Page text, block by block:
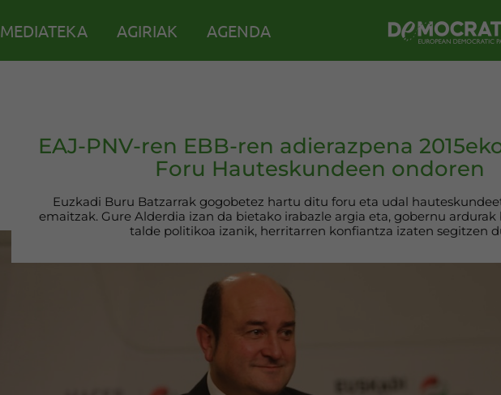
MEDIATEKA AGIRIAK AGENDA
EAJ-PNV-ren EBB-ren adierazpena
Foru Hauteskundeen ondoren
Euzkadi Buru Batzarrak gogobetez hartu ditu foru eta udal
emaitzak. Gure Alderdia izan da bietako irabazle argia eta, gobernu
talde politikoa izanik, herritarren konfiantza izaten segitzen